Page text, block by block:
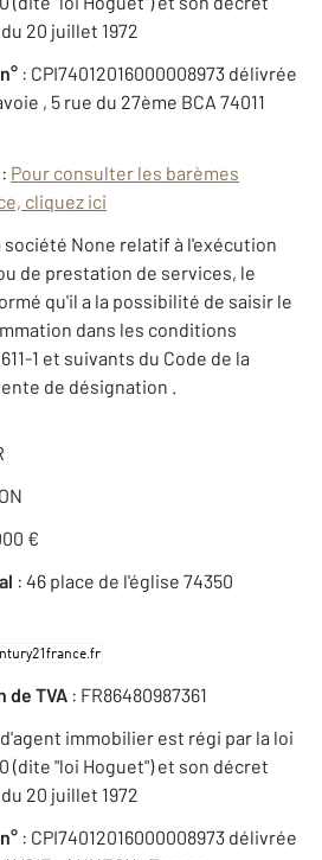
20 juillet 1972
: CPI74012016000008973 délivrée
, 5 rue du 27ème BCA 74011
: Pour consulter les barèmes
cliquez ici
société None relatif à l'exécution
de prestation de services, le
qu'il a la possibilité de saisir le
dans les conditions
1 et suivants du Code de la
de désignation .
€
: 46 place de l'église 74350
de TVA : FR86480987361
immobilier est régi par la loi
(dite "loi Hoguet") et son décret
20 juillet 1972
: CPI74012016000008973 délivrée